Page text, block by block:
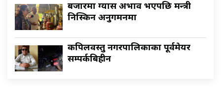
बजारमा ग्यास अभाव भएपछि मन्त्री
निस्किन अनुगमनमा
कपिलवस्तु नगरपालिकाका पूर्वमेयर
सम्पर्कबिहीन